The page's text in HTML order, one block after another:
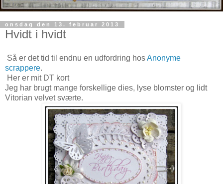
onsdag den 13. februar 2013
Hvidt i hvidt
Så er det tid til endnu en udfordring hosAnonyme
scrappere.
Her er mit DT kort
Jeg har brugt mange forskellige dies, lyse blomster og lidt
Vitorian velvet sværte.